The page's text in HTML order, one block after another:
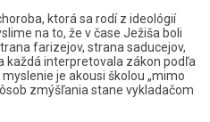
ktorá sa rodí z ideológií
na to, že v čase Ježiša boli
farizejov, strana saducejov,
každá interpretovala zákon podľa
je akousi školou „mimo
zmýšľania stane vykladačom